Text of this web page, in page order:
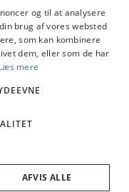
All rights reserved
mednetIP
og til at analysere
brug af vores websted
som kan kombinere
dem, eller som de har
mere
AFVIS ALLE